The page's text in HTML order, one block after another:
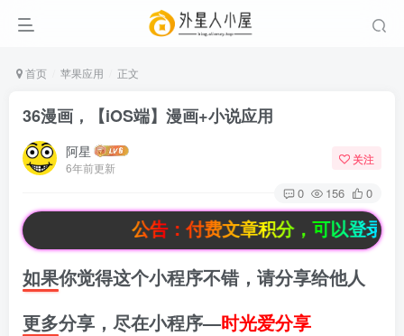
首页 苹果应用 正文
36漫画，【iOS端】漫画+小说应用
阿星
6年前更新
关注
0 156 0
公告：付费文章积分，可以登录后，
如果你觉得这个小程序不错，请分享给他人
更多分享，尽在小程序—时光爱分享